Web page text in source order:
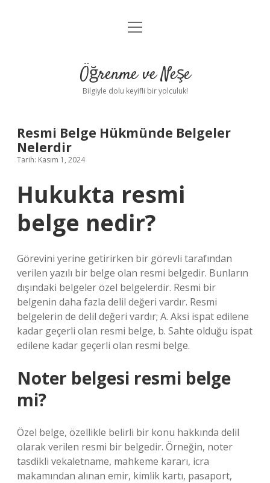
Anasayfa
Yasal Uyarı
menüyü
Öğrenme ve Neşe
Bilgiyle dolu keyifli bir yolculuk!
Resmi Belge Hükmünde Belgeler
Nelerdir
Tarih: Kasım 1, 2024
Hukukta resmi
belge nedir?
Görevini yerine getirirken bir görevli tarafından
verilen yazılı bir belge olan resmi belgedir. Bunların
dışındaki belgeler özel belgelerdir. Resmi bir
belgenin daha fazla delil değeri vardır. Resmi
belgelerin de delil değeri vardır; A. Aksi ispat edilene
kadar geçerli olan resmi belge, b. Sahte olduğu ispat
edilene kadar geçerli olan resmi belge.
Noter belgesi resmi belge
mi?
Özel belge, özellikle belirli bir konu hakkında delil
olarak verilen resmi bir belgedir. Örneğin, noter
tasdikli vekaletname, mahkeme kararı, icra
makamından alınan emir, kimlik kartı, pasaport,